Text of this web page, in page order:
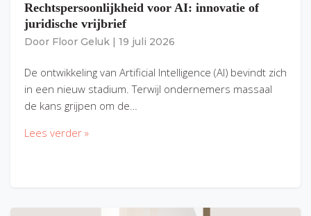
Rechtspersoonlijkheid voor AI: innovatie of
juridische vrijbrief
Door Floor Geluk 19 juli 2026
De ontwikkeling van Artificial Intelligence (AI) bevindt zich
in een nieuw stadium. Terwijl ondernemers massaal
de kans grijpen om de…
Lees verder »